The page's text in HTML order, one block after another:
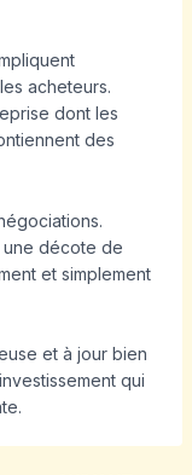
acheteurs.
dont les
des
une décote de
et simplement
et à jour bien
qui